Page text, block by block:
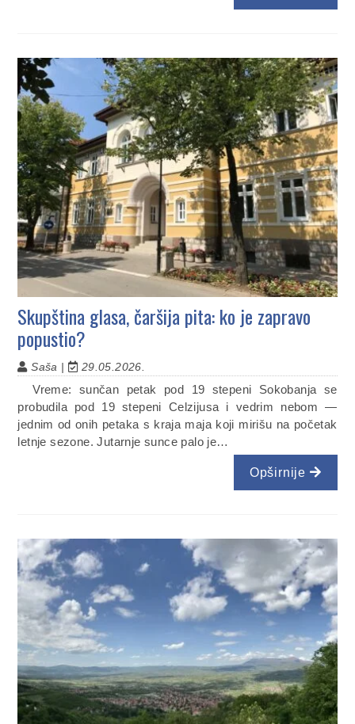
Skupština glasa, čaršija pita: ko je zapravo
popustio?
Saša | 29.05.2026.
Vreme: sunčan petak pod 19 stepeni Sokobanja se
probudila pod 19 stepeni Celzijusa i vedrim nebom —
jednim od onih petaka s kraja maja koji mirišu na početak
letnje sezone. Jutarnje sunce palo je…
Opširnije